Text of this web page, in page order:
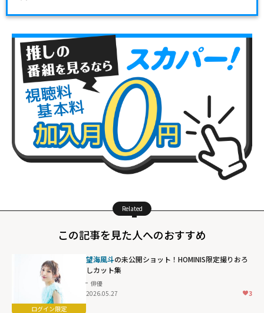
Related
この記事を見た人へのおすすめ
望海風斗の未公開ショット！HOMINIS限定撮りおろ
しカット集
俳優
2026.05.27
3